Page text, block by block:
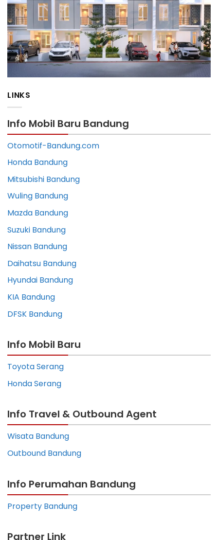
LINKS
Info Mobil Baru Bandung
Otomotif-Bandung.com
Honda Bandung
Mitsubishi Bandung
Wuling Bandung
Mazda Bandung
Suzuki Bandung
Nissan Bandung
Daihatsu Bandung
Hyundai Bandung
KIA Bandung
DFSK Bandung
Info Mobil Baru
Toyota Serang
Honda Serang
Info Travel & Outbound Agent
Wisata Bandung
Outbound Bandung
Info Perumahan Bandung
Property Bandung
Partner Link